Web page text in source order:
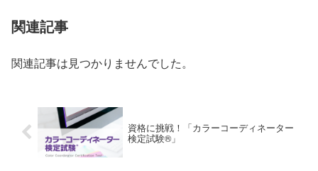
関連記事
関連記事は見つかりませんでした。
資格に挑戦！「カラーコーディネーター
検定試験®」